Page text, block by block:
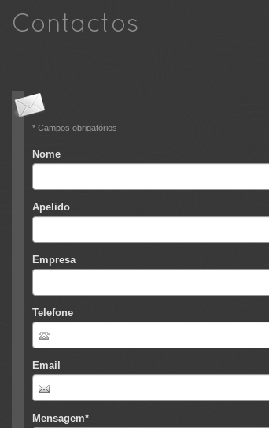
Contactos
* Campos obrigatórios
Nome
Apelido
Empresa
Telefone
Email
Mensagem*